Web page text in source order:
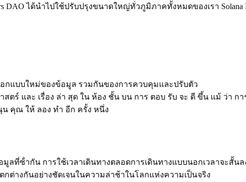
DAO ได้นําไปใช้ปรับปรุงขนาดใหญ่ทั่วภูมิภาคทั้งหมดของเรา
อกแบบใหม่ของข้อมูล รวมกันของการควบคุมและปรับตัว
ตร์ และ เรื่อง ล่า สุด ใน ห้อง ชั้น บน การ ตอบ รับ จะ ดี ขึ้น แม้ ว่า
น คุณ ให้ ลอง ทํา อีก ครั้ง หนึ่ง
ซ้ํากัน การใช้เวลาเดินทางตลอดการเดินทางแบบนอกเวลาจะสั้นล
ต่างกันอย่างชัดเจนในความล่าช้าในโลกแห่งความเป็นจริง